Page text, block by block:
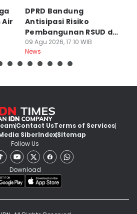
DPRD Bandung
Antisipasi Risiko
Pembangunan RSUD dan
Gedung Inspektorat
09 Agu 2026, 17:10 WIB
News
Contact UsTerms of Services
SiberIndexSitemap
Follow Us
Download